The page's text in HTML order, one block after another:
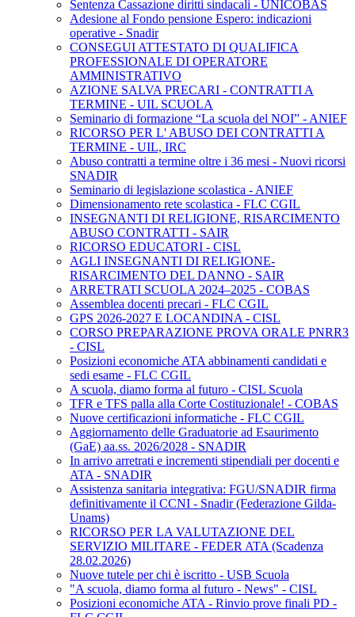
Sentenza Cassazione diritti sindacali - UNICOBAS
Adesione al Fondo pensione Espero: indicazioni
operative - Snadir
CONSEGUI ATTESTATO DI QUALIFICA
PROFESSIONALE DI OPERATORE
AMMINISTRATIVO
AZIONE SALVA PRECARI - CONTRATTI A
TERMINE - UIL SCUOLA
Seminario di formazione “La scuola del NOI” - ANIEF
RICORSO PER L' ABUSO DEI CONTRATTI A
TERMINE - UIL, IRC
Abuso contratti a termine oltre i 36 mesi - Nuovi ricorsi
SNADIR
Seminario di legislazione scolastica - ANIEF
Dimensionamento rete scolastica - FLC CGIL
INSEGNANTI DI RELIGIONE, RISARCIMENTO
ABUSO CONTRATTI - SAIR
RICORSO EDUCATORI - CISL
AGLI INSEGNANTI DI RELIGIONE-
RISARCIMENTO DEL DANNO - SAIR
ARRETRATI SCUOLA 2024–2025 - COBAS
Assemblea docenti precari - FLC CGIL
GPS 2026-2027 E LOCANDINA - CISL
CORSO PREPARAZIONE PROVA ORALE PNRR3
- CISL
Posizioni economiche ATA abbinamenti candidati e
sedi esame - FLC CGIL
A scuola, diamo forma al futuro - CISL Scuola
TFR e TFS palla alla Corte Costituzionale! - COBAS
Nuove certificazioni informatiche - FLC CGIL
Aggiornamento delle Graduatorie ad Esaurimento
(GaE) aa.ss. 2026/2028 - SNADIR
In arrivo arretrati e incrementi stipendiali per docenti e
ATA - SNADIR
Assistenza sanitaria integrativa: FGU/SNADIR firma
definitivamente il CCNI - Snadir (Federazione Gilda-
Unams)
RICORSO PER LA VALUTAZIONE DEL
SERVIZIO MILITARE - FEDER ATA (Scadenza
28.02.2026)
Nuove tutele per chi è iscritto - USB Scuola
"A scuola, diamo forma al futuro - News" - CISL
Posizioni economiche ATA - Rinvio prove finali PD -